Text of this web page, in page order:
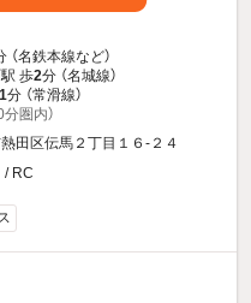
（名鉄本線など）
歩2分 （名城線）
分 （常滑線）
圏内）
田区伝馬２丁目１６-２４
/ RC